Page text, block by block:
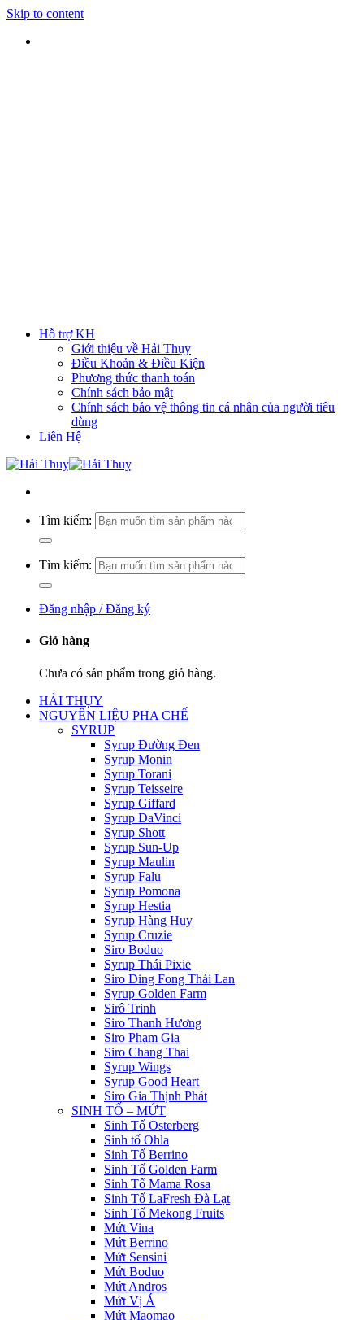
Skip to content
Hỗ trợ KH
Giới thiệu về Hải Thụy
Điều Khoản & Điều Kiện
Phương thức thanh toán
Chính sách bảo mật
Chính sách bảo vệ thông tin cá nhân của người tiêu
dùng
Liên Hệ
Tìm kiếm:
Tìm kiếm:
Đăng nhập / Đăng ký
Giỏ hàng
Chưa có sản phẩm trong giỏ hàng.
HẢI THỤY
NGUYÊN LIỆU PHA CHẾ
SYRUP
Syrup Đường Đen
Syrup Monin
Syrup Torani
Syrup Teisseire
Syrup Giffard
Syrup DaVinci
Syrup Shott
Syrup Sun-Up
Syrup Maulin
Syrup Falu
Syrup Pomona
Syrup Hestia
Syrup Hàng Huy
Syrup Cruzie
Siro Boduo
Syrup Thái Pixie
Siro Ding Fong Thái Lan
Syrup Golden Farm
Sirô Trinh
Siro Thanh Hương
Siro Phạm Gia
Siro Chang Thai
Syrup Wings
Syrup Good Heart
Siro Gia Thịnh Phát
SINH TỐ – MỨT
Sinh Tố Osterberg
Sinh tố Ohla
Sinh Tố Berrino
Sinh Tố Golden Farm
Sinh Tố Mama Rosa
Sinh Tố LaFresh Đà Lạt
Sinh Tố Mekong Fruits
Mứt Vina
Mứt Berrino
Mứt Sensini
Mứt Boduo
Mứt Andros
Mứt Vị Á
Mứt Maomao